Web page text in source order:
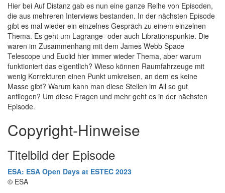
Hier bei Auf Distanz gab es nun eine ganze Reihe von Episoden,
die aus mehreren Interviews bestanden. In der nächsten Episode
gibt es mal wieder ein einzelnes Gespräch zu einem einzelnen
Thema. Es geht um Lagrange- oder auch Librationspunkte. Die
waren im Zusammenhang mit dem James Webb Space
Telescope und Euclid hier immer wieder Thema, aber warum
funktioniert das eigentlich? Wieso können Raumfahrzeuge mit
wenig Korrekturen einen Punkt umkreisen, an dem es keine
Masse gibt? Warum kann man diese Stellen im All so gut
anfliegen? Um diese Fragen und mehr geht es in der nächsten
Episode.
Copyright-Hinweise
Titelbild der Episode
ESA: ESA Open Days at ESTEC 2023
© ESA